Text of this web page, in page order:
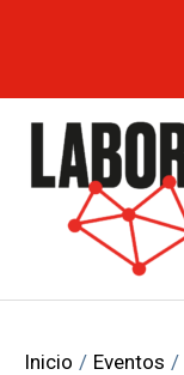
Inicio Eventos